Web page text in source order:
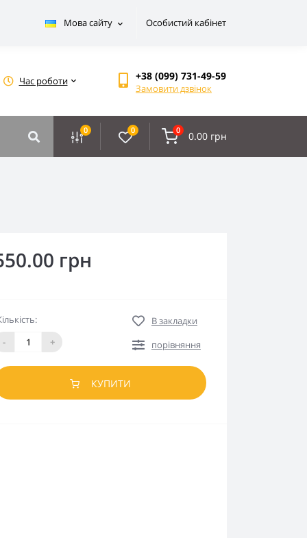
Мова сайту Особистий кабінет
Час роботи +38 (099) 731-49-59
Замовити дзвінок
0 0 0 0.00 грн
грн
-
+
В закладки
порівняння
КУПИТИ